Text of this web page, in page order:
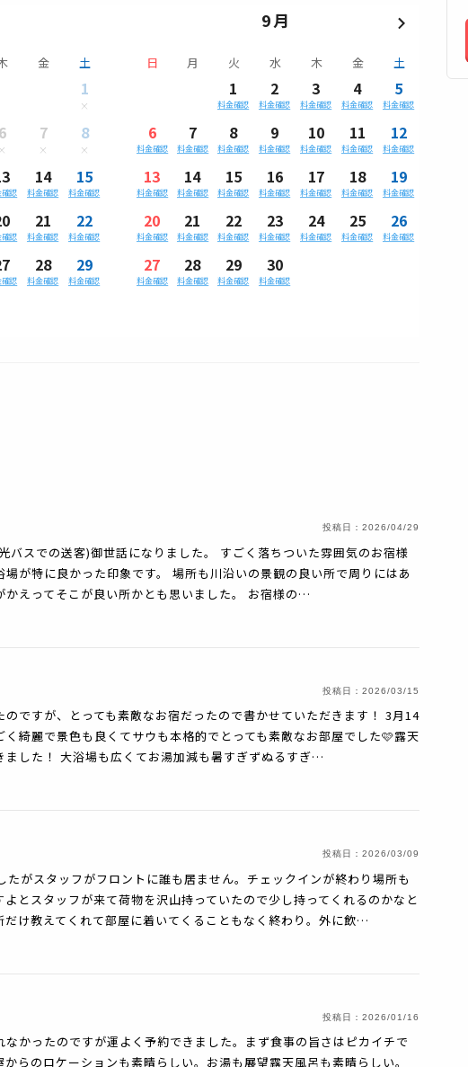
金 土
1
6 7 8
認
14
料金確認
15
料金確認
認
21
料金確認
22
料金確認
認
28
料金確認
29
料金確認
9月
日 月 火 水 木 金 土
1
料金確認
2
料金確認
3
料金確認
4
料金確認
5
料金確認
6
料金確認
7
料金確認
8
料金確認
9
料金確認
10
料金確認
11
料金確認
12
料金確認
13
料金確認
14
料金確認
15
料金確認
16
料金確認
17
料金確認
18
料金確認
19
料金確認
20
料金確認
21
料金確認
22
料金確認
23
料金確認
24
料金確認
25
料金確認
26
料金確認
27
料金確認
28
料金確認
29
料金確認
30
料金確認
投稿日： 2026/04/29
バスでの送客)御世話になりました。 すごく落ちついた雰囲気のお宿様
が特に良かった印象です。 場所も川沿いの景観の良い所で周りにはあ
かえってそこが良い所かとも思いました。 お宿様の…
投稿日： 2026/03/15
ですが、とっても素敵なお宿だったので書かせていただきます！ 3月14
綺麗で景色も良くてサウも本格的でとっても素敵なお部屋でした🩷露天
ました！ 大浴場も広くてお湯加減も暑すぎずぬるすぎ…
投稿日： 2026/03/09
たがスタッフがフロントに誰も居ません。チェックインが終わり場所も
とスタッフが来て荷物を沢山持っていたので少し持ってくれるのかなと
だけ教えてくれて部屋に着いてくることもなく終わり。外に飲…
投稿日： 2026/01/16
かったのですが運よく予約できました。まず食事の旨さはピカイチで
らのロケーションも素晴らしい。お湯も展望露天風呂も素晴らしい。